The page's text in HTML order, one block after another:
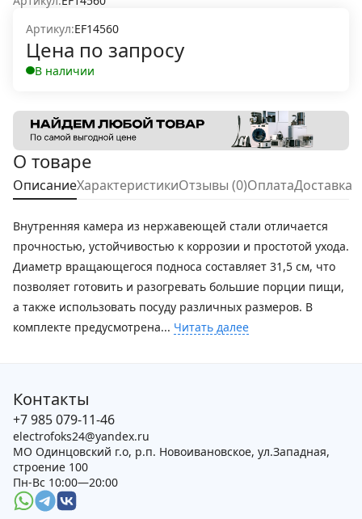
Артикул:EF14560
Цена по запросу
В наличии
О товаре
ОписаниеХарактеристикиОтзывы (0)ОплатаДоставка
Внутренняя камера из нержавеющей стали отличается
прочностью, устойчивостью к коррозии и простотой ухода.
Диаметр вращающегося подноса составляет 31,5 см, что
позволяет готовить и разогревать большие порции пищи,
а также использовать посуду различных размеров. В
комплекте предусмотрена... Читать далее
Контакты
+7 985 079-11-46
electrofoks24@yandex.ru
МО Одинцовский г.о, р.п. Новоивановское, ул.Западная,
строение 100
Пн-Вс 10:00—20:00